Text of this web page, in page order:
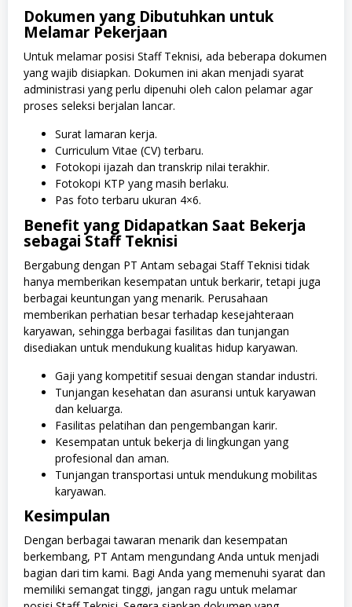
Dokumen yang Dibutuhkan untuk
Melamar Pekerjaan
Untuk melamar posisi Staff Teknisi, ada beberapa dokumen
yang wajib disiapkan. Dokumen ini akan menjadi syarat
administrasi yang perlu dipenuhi oleh calon pelamar agar
proses seleksi berjalan lancar.
Surat lamaran kerja.
Curriculum Vitae (CV) terbaru.
Fotokopi ijazah dan transkrip nilai terakhir.
Fotokopi KTP yang masih berlaku.
Pas foto terbaru ukuran 4×6.
Benefit yang Didapatkan Saat Bekerja
sebagai Staff Teknisi
Bergabung dengan PT Antam sebagai Staff Teknisi tidak
hanya memberikan kesempatan untuk berkarir, tetapi juga
berbagai keuntungan yang menarik. Perusahaan
memberikan perhatian besar terhadap kesejahteraan
karyawan, sehingga berbagai fasilitas dan tunjangan
disediakan untuk mendukung kualitas hidup karyawan.
Gaji yang kompetitif sesuai dengan standar industri.
Tunjangan kesehatan dan asuransi untuk karyawan
dan keluarga.
Fasilitas pelatihan dan pengembangan karir.
Kesempatan untuk bekerja di lingkungan yang
profesional dan aman.
Tunjangan transportasi untuk mendukung mobilitas
karyawan.
Kesimpulan
Dengan berbagai tawaran menarik dan kesempatan
berkembang, PT Antam mengundang Anda untuk menjadi
bagian dari tim kami. Bagi Anda yang memenuhi syarat dan
memiliki semangat tinggi, jangan ragu untuk melamar